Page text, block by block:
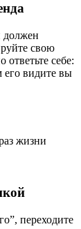
должен
свою
себе:
его видите вы
жизни
переходите